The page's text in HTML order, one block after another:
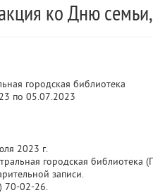
ко Дню
городская библиотека
по 05.07.2023
2023 г.
городская библиотека
записи.
70-02-26.